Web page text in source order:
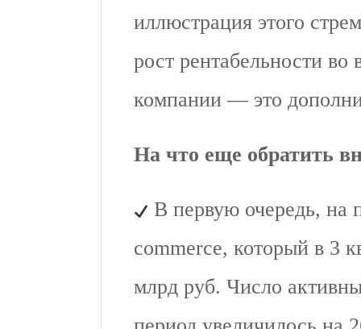
иллюстрация этого
рост рентабельности во
компании — это
На что еще обратить
В первую очередь, на
commerce, который в 3
млрд руб. Число